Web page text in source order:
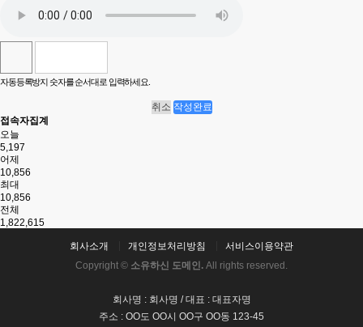
자동등록방지 숫자를 순서대로 입력하세요.
취소 작성완료
접속자집계
오늘
5,197
어제
10,856
최대
10,856
전체
1,822,615
회사소개 개인정보처리방침
서비스이용약관
Copyright © 소유하신 도메인. All rights reserved.
회사명 : 회사명 / 대표 : 대표자명
주소 : OO도 OO시 OO구 OO동 123-45